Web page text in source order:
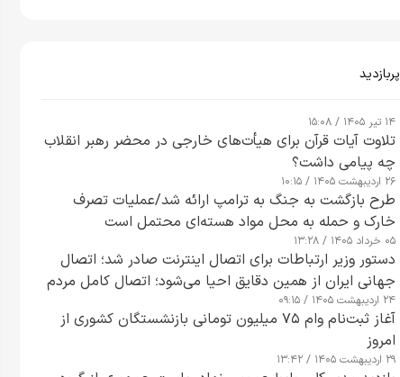
پربازدید
۱۴ تیر ۱۴۰۵ / ۱۵:۰۸
تلاوت آیات قرآن برای هیأت‌های خارجی در محضر رهبر انقلاب
چه پیامی داشت؟
۲۶ اردیبهشت ۱۴۰۵ / ۱۰:۱۵
طرح‌ بازگشت به جنگ به ترامپ ارائه شد/عملیات تصرف
خارک و حمله به محل مواد هسته‌ای محتمل است
۰۵ خرداد ۱۴۰۵ / ۱۳:۲۸
دستور وزیر ارتباطات برای اتصال اینترنت صادر شد؛ اتصال
جهانی ایران از همین دقایق احیا می‌شود؛ اتصال کامل مردم
تا ۲۴ ساعت آینده
۲۴ اردیبهشت ۱۴۰۵ / ۰۹:۱۵
آغاز ثبت‌نام وام ۷۵ میلیون تومانی بازنشستگان کشوری از
امروز
۲۹ اردیبهشت ۱۴۰۵ / ۱۳:۴۲